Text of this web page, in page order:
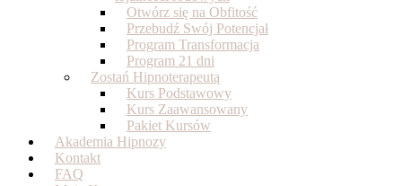
Otwórz się na Obfitość
Przebudź Swój Potencjał
Program Transformacja
Program 21 dni
Zostań Hipnoterapeutą
Kurs Podstawowy
Kurs Zaawansowany
Pakiet Kursów
Akademia Hipnozy
Kontakt
FAQ